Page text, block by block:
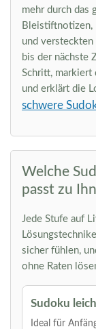
mehr durch das
Bleistiftnotizen,
und versteckten
bis der nächste
Schritt, markiert
und erklärt die
schwere
Welche
passt zu
Jede Stufe auf
sicher fühlen,
ohne Raten
Sudoku
Ideal für